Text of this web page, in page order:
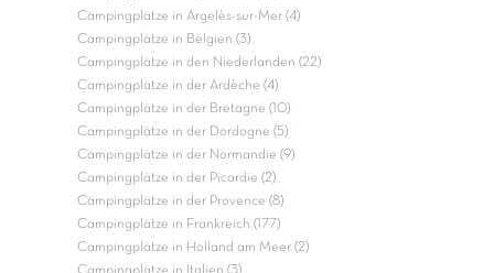
Campingplätze in Argelès-sur-Mer (4)
Campingplätze in Belgien (3)
Campingplätze in den Niederlanden (22)
Campingplätze in der Ardèche (4)
Campingplätze in der Bretagne (10)
Campingplätze in der Dordogne (5)
Campingplätze in der Normandie (9)
Campingplätze in der Picardie (2)
Campingplätze in der Provence (8)
Campingplätze in Frankreich (177)
Campingplätze in Holland am Meer (2)